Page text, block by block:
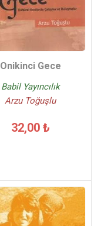
Onikinci Gece
Babil Yayıncılık
Arzu Toğuşlu
32,00 ₺